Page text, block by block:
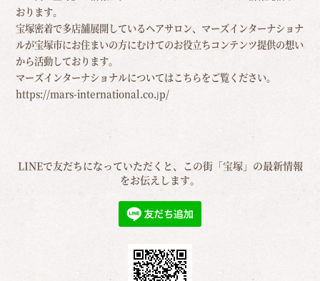
おります。
宝塚密着で多店舗展開しているヘアサロン、マーズインターナショナ
ルが宝塚市にお住まいの方にむけてのお役立ちコンテンツ提供の想い
から活動しております。
マーズインターナショナルについてはこちらをご覧ください。
https://mars-international.co.jp/
LINEで友だちになっていただくと、この街「宝塚」の最新情報
をお伝えします。